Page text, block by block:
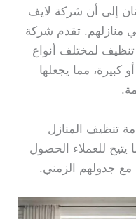
إلى أن شركة لايف
منازلهم. تقدم شركة
لمختلف أنواع
كبيرة، مما يجعلها
تنظيف المنازل
للعملاء الحصول
جدولهم الزمني.